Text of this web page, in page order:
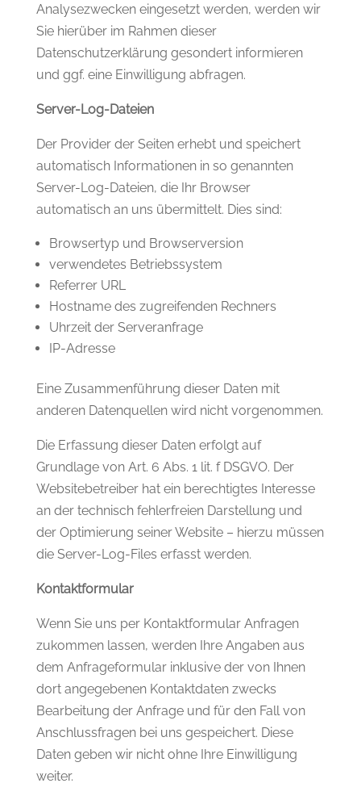
Analysezwecken eingesetzt werden, werden wir
Sie hierüber im Rahmen dieser
Datenschutzerklärung gesondert informieren
und ggf. eine Einwilligung abfragen.
Server-Log-Dateien
Der Provider der Seiten erhebt und speichert
automatisch Informationen in so genannten
Server-Log-Dateien, die Ihr Browser
automatisch an uns übermittelt. Dies sind:
Browsertyp und Browserversion
verwendetes Betriebssystem
Referrer URL
Hostname des zugreifenden Rechners
Uhrzeit der Serveranfrage
IP-Adresse
Eine Zusammenführung dieser Daten mit
anderen Datenquellen wird nicht vorgenommen.
Die Erfassung dieser Daten erfolgt auf
Grundlage von Art. 6 Abs. 1 lit. f DSGVO. Der
Websitebetreiber hat ein berechtigtes Interesse
an der technisch fehlerfreien Darstellung und
der Optimierung seiner Website – hierzu müssen
die Server-Log-Files erfasst werden.
Kontaktformular
Wenn Sie uns per Kontaktformular Anfragen
zukommen lassen, werden Ihre Angaben aus
dem Anfrageformular inklusive der von Ihnen
dort angegebenen Kontaktdaten zwecks
Bearbeitung der Anfrage und für den Fall von
Anschlussfragen bei uns gespeichert. Diese
Daten geben wir nicht ohne Ihre Einwilligung
weiter.